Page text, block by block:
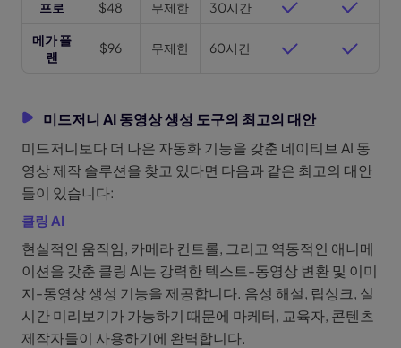
프로
$48 무제한
30시간
메가 플
랜
$96 무제한 60시간
미드저니 AI 동영상 생성 도구의 최고의 대안
미드저니보다 더 나은 자동화 기능을 갖춘 네이티브 AI 동
영상 제작 솔루션을 찾고 있다면 다음과 같은 최고의 대안
들이 있습니다:
클링 AI
현실적인 움직임, 카메라 컨트롤, 그리고 역동적인 애니메
이션을 갖춘 클링 AI는 강력한 텍스트-동영상 변환 및 이미
지-동영상 생성 기능을 제공합니다. 음성 해설, 립싱크, 실
시간 미리보기가 가능하기 때문에 마케터, 교육자, 콘텐츠
제작자들이 사용하기에 완벽합니다.